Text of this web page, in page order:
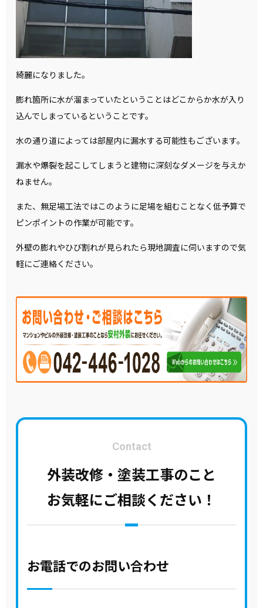
綺麗になりました。
膨れ箇所に水が溜まっていたということはどこからか水が入り
込んでしまっているということです。
水の通り道によっては部屋内に漏水する可能性もございます。
漏水や爆裂を起こしてしまうと建物に深刻なダメージを与えか
ねません。
また、無足場工法ではこのように足場を組むことなく低予算で
ピンポイントの作業が可能です。
外壁の膨れやひび割れが見られたら現地調査に伺いますので気
軽にご連絡ください。
Contact
外装改修・塗装工事のこと
お気軽にご相談ください！
お電話でのお問い合わせ